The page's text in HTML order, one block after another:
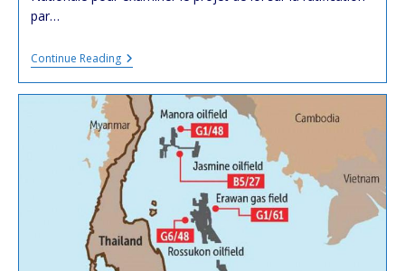
par…
Continue ReadingLe
Cambodge
Déclenche
Le
Processus
De
Ratification
Officielle
De
La
Convention
UNCLOS